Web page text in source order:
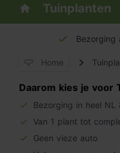
Homepage
Tuinplanten
Bezorging
Home
Daarom kies je voor
Bezorging in heel NL
Van 1 plant tot
Geen vieze auto